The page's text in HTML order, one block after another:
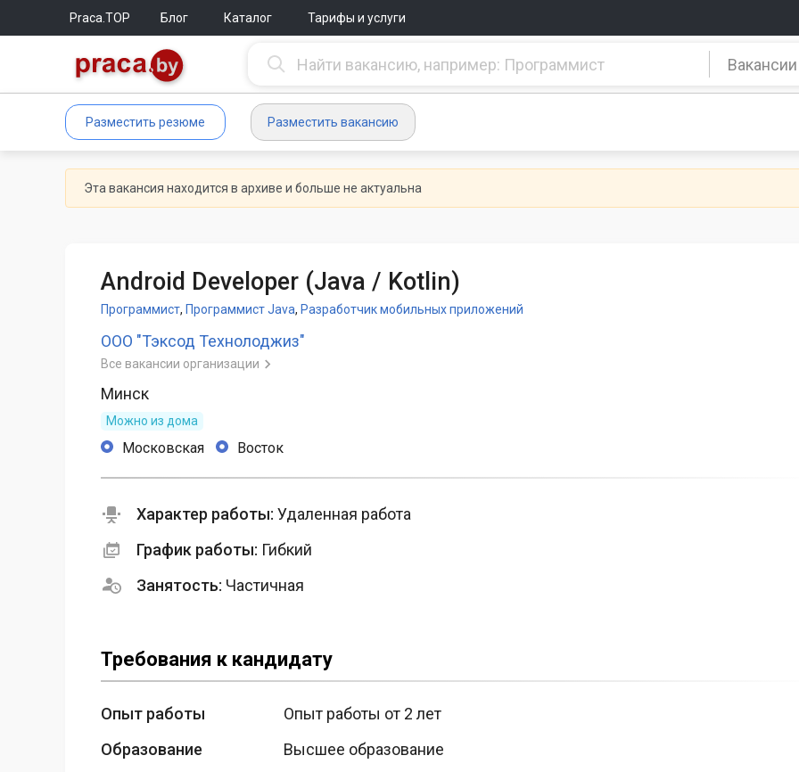
Praca.TOP Блог Каталог Тарифы и услуги
Вакансии
Разместить резюме Разместить вакансию
Эта вакансия находится в архиве и больше не актуальна
Android Developer (Java / Kotlin)
Программист, Программист Java, Разработчик мобильных приложений
ООО "Тэксод Технолоджиз"
Все вакансии организации
Минск
Можно из дома
Московская Восток
Характер работы: Удаленная работа
График работы: Гибкий
Занятость: Частичная
Требования к кандидату
Опыт работы
Опыт работы от 2 лет
Образование
Высшее образование